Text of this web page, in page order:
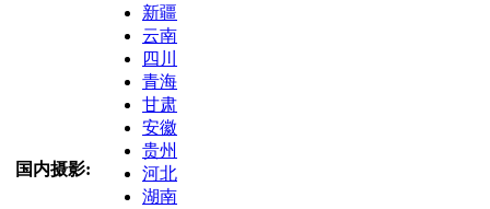
国内摄影:
新疆
云南
四川
青海
甘肃
安徽
贵州
河北
湖南